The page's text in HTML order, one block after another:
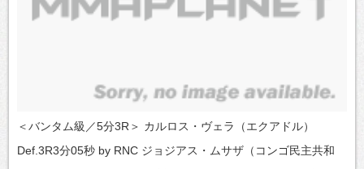
＜バンタム級／5分3R＞ カルロス・ヴェラ（エクアドル）
Def.3R3分05秒 by RNC ジョジアス・ムサザ（コンゴ民主共和